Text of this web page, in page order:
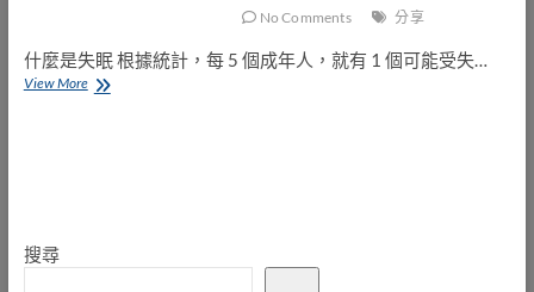
for
antibiotic
dosing
No Comments
分享
什麼是失眠 根據統計，每 5 個成年人，就有 1 個可能受失…
View More有
Lemborexant
搜尋